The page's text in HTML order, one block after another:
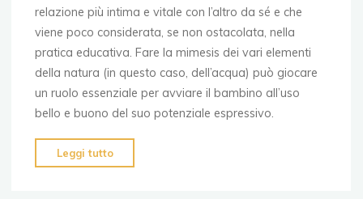
relazione più intima e vitale con l’altro da sé e che
viene poco considerata, se non ostacolata, nella
pratica educativa. Fare la mimesis dei vari elementi
della natura (in questo caso, dell’acqua) può giocare
un ruolo essenziale per avviare il bambino all’uso
bello e buono del suo potenziale espressivo.
Leggi tutto
d’acqua